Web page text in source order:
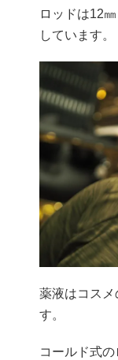
ロッドは12
しています。
薬液はコスメ
す。
コールド式